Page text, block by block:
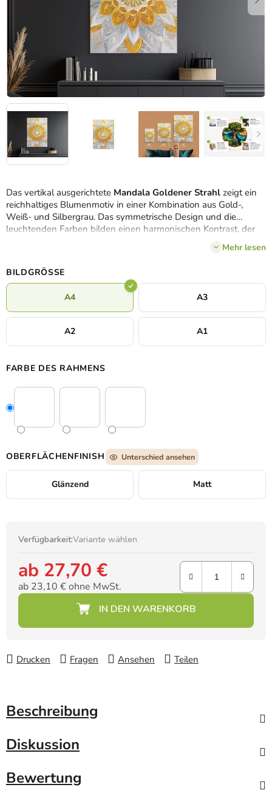
Das vertikal ausgerichtete Mandala Goldener Strahl zeigt ein
reichhaltiges Blumenmotiv in einer Kombination aus Gold-,
Weiß- und Silbergrau. Das symmetrische Design und die
leuchtenden Farben bilden einen harmonischen Kontrast, der
besonders in modernen und eleganten Innenräumen zurMehr lesen
BILDGRÖSSE
A4 A3
A2 A1
FARBE DES RAHMENS
OBERFLÄCHENFINISH Unterschied ansehen
Glänzend Matt
Verfügbarkeit:Variante wählen
ab 27,70 €
ab 23,10 €ohne MwSt.
Drucken Fragen Ansehen Teilen
Beschreibung
Diskussion
Bewertung